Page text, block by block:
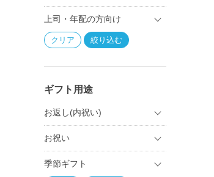
上司・年配の方向け
ギフト用途
お返し(内祝い)
お祝い
季節ギフト